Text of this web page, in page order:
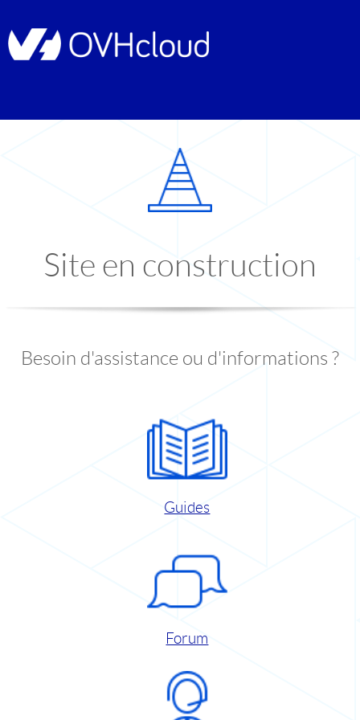
Site en construction
Besoin d'assistance ou d'informations ?
Guides
Forum